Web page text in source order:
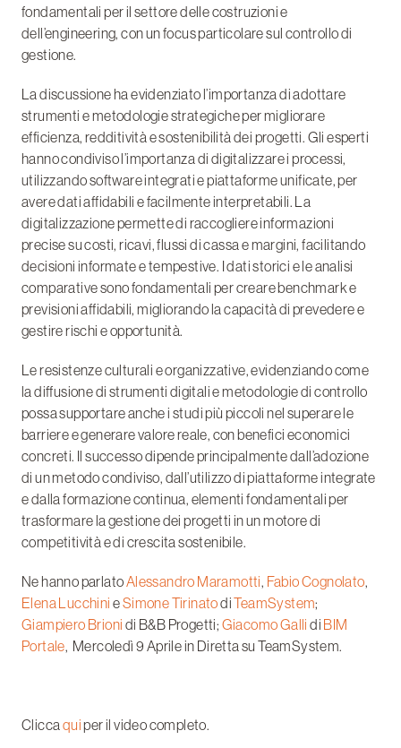
fondamentali per il settore delle costruzioni e
dell’engineering, con un focus particolare sul controllo di
gestione.
La discussione ha evidenziato l’importanza di adottare
strumenti e metodologie strategiche per migliorare
efficienza, redditività e sostenibilità dei progetti. Gli esperti
hanno condiviso l’importanza di digitalizzare i processi,
utilizzando software integrati e piattaforme unificate, per
avere dati affidabili e facilmente interpretabili. La
digitalizzazione permette di raccogliere informazioni
precise su costi, ricavi, flussi di cassa e margini, facilitando
decisioni informate e tempestive. I dati storici e le analisi
comparative sono fondamentali per creare benchmark e
previsioni affidabili, migliorando la capacità di prevedere e
gestire rischi e opportunità.
Le resistenze culturali e organizzative, evidenziando come
la diffusione di strumenti digitali e metodologie di controllo
possa supportare anche i studi più piccoli nel superare le
barriere e generare valore reale, con benefici economici
concreti. Il successo dipende principalmente dall’adozione
di un metodo condiviso, dall’utilizzo di piattaforme integrate
e dalla formazione continua, elementi fondamentali per
trasformare la gestione dei progetti in un motore di
competitività e di crescita sostenibile.
Ne hanno parlatoAlessandro Maramotti, Fabio Cognolato,
Elena Lucchini eSimone TirinatodiTeamSystem;
Giampiero Brioni di B&B Progetti; Giacomo Galli di BIM
Portale, Mercoledì 9 Aprile in Diretta su TeamSystem.
Cliccaquiper il video completo.